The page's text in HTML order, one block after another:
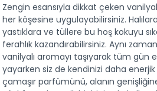
Zengin esansıyla dikkat çeken
her köşesine uygulayabilirsiniz.
yastıklara ve tüllere bu hoş kokuyu
ferahlık kazandırabilirsiniz. Aynı
vanilyalı aromayı taşıyarak tüm gün
yayarken siz de kendinizi daha
çamaşır parfümünü, alanın